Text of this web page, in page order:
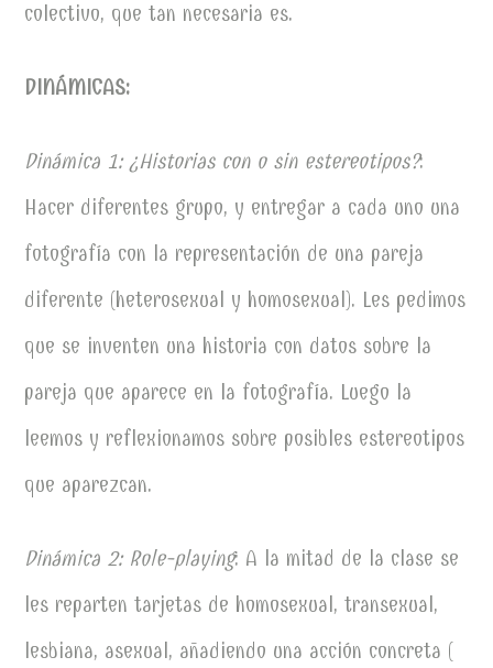
colectivo, que tan necesaria es.
DINÁMICAS:
Dinámica 1: ¿Historias con o sin estereotipos?:
Hacer diferentes grupo, y entregar a cada uno una
fotografía con la representación de una pareja
diferente (heterosexual y homosexual). Les pedimos
que se inventen una historia con datos sobre la
pareja que aparece en la fotografía. Luego la
leemos y reflexionamos sobre posibles estereotipos
que aparezcan.
Dinámica 2: Role-playing: A la mitad de la clase se
les reparten tarjetas de homosexual, transexual,
lesbiana, asexual, añadiendo una acción concreta (